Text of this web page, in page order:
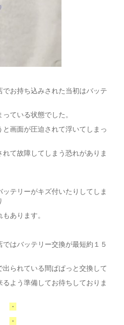
お持ち込みされた当初はバッテ
ている状態でした。
画面が圧迫されて浮いてしまっ
て故障してしまう恐れがありま
テリーがキズ付いたりしてしま
あります。
はバッテリー交換が最短約１５
られている間ぱぱっと交換して
よう準備してお待ちしておりま
・
・